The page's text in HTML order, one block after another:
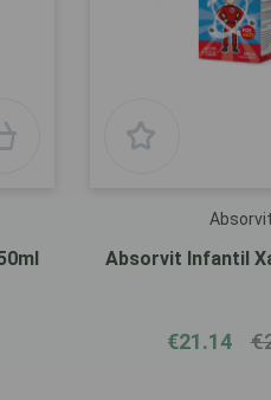
Absorvit
Absorvit Infantil
€21.14